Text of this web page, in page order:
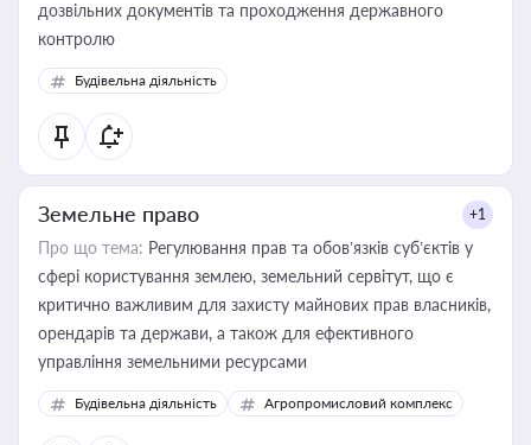
дозвільних документів та проходження державного
контролю
Будівельна діяльність
Земельне право +1
Про що тема: Регулювання прав та обов’язків суб’єктів у
сфері користування землею, земельний сервітут, що є
критично важливим для захисту майнових прав власників,
орендарів та держави, а також для ефективного
управління земельними ресурсами
Будівельна діяльність Агропромисловий комплекс